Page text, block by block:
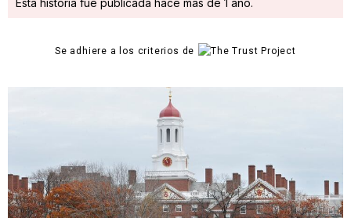
Esta historia fue publicada hace más de 1 año.
Se adhiere a los criterios de